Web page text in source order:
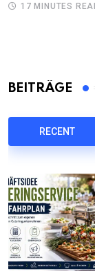
17 MINUTES
BEITRÄGE
RECENT